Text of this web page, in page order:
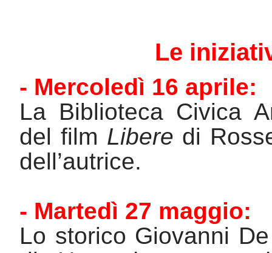
Le
- Mercoledì 16 aprile:
La Biblioteca Civica
del film Libere di
dell’autrice.
- Martedì 27 maggio:
Lo storico Giovanni